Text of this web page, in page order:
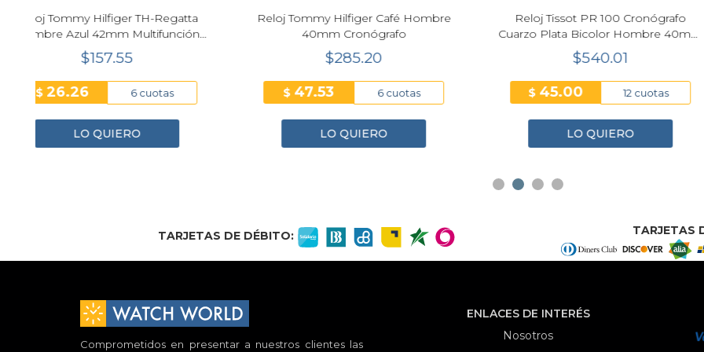
Reloj Tommy Hilfiger Café Hombre
40mm Cronógrafo
$285.20
$ 47.53
LO QUIERO
Reloj Tissot PR 100 Cronógrafo
Cuarzo Plata Bicolor Hombre 40mm
T150.417.22.031.00
$540.01
$ 45.00
LO QUIERO
Reloj Calvin Klein
Cuarzo Azul 43mm
25200556
$301.30
$ 50.22
LO QUIERO
TARJETAS DE DÉBITO: TARJETAS
Comprometidos en presentar a nuestros clientes las
ENLACES DE INTERÉS
Nosotros